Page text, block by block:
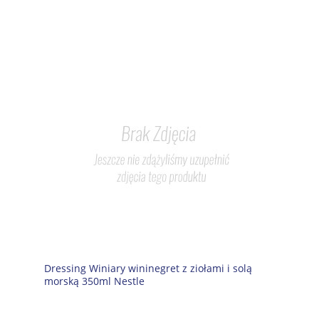
Dressing Winiary wininegret z ziołami i solą
morską 350ml Nestle